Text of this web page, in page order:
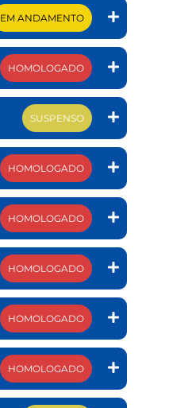
EM ANDAMENTO
HOMOLOGADO
SUSPENSO
HOMOLOGADO
HOMOLOGADO
HOMOLOGADO
HOMOLOGADO
HOMOLOGADO